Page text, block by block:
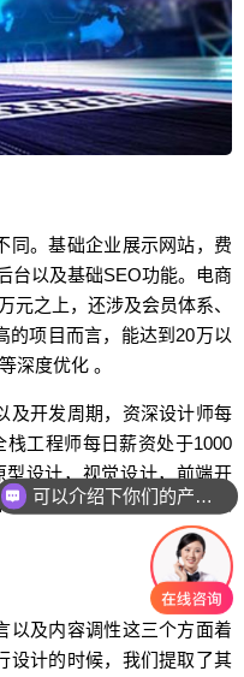
同。基础企业展示网站，费
台以及基础SEO功能。电商
元之上，还涉及会员体系、
的项目而言，能达到20万以
深度优化 。
及开发周期，资深设计师每
栈工程师每日薪资处于1000
型设计，视觉设计，前端开
付款，如此既能保障质量又
以及内容调性这三个方面着
设计的时候，我们提取了其
可以介绍下你们的产品么